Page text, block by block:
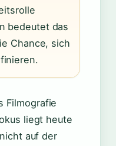
bedeutet das
Chance, sich
Filmografie
liegt heute
auf der